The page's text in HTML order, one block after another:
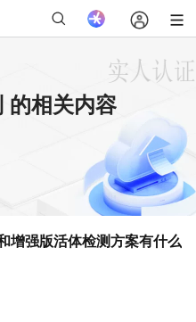
的相关内容
增强版活体检测方案有什么